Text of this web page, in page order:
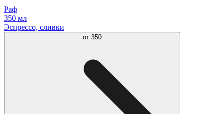
Раф
350 мл
Эспрессо, сливки
от 350